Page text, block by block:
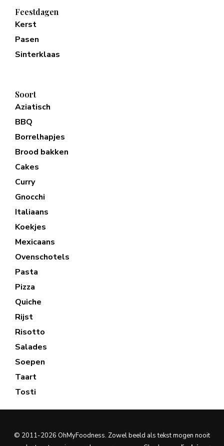
Feestdagen
Kerst
Pasen
Sinterklaas
Soort
Aziatisch
BBQ
Borrelhapjes
Brood bakken
Cakes
Curry
Gnocchi
Italiaans
Koekjes
Mexicaans
Ovenschotels
Pasta
Pizza
Quiche
Rijst
Risotto
Salades
Soepen
Taart
Tosti
© 2011-2026 OhMyFoodness. Zowel beeld als tekst mogen nooit